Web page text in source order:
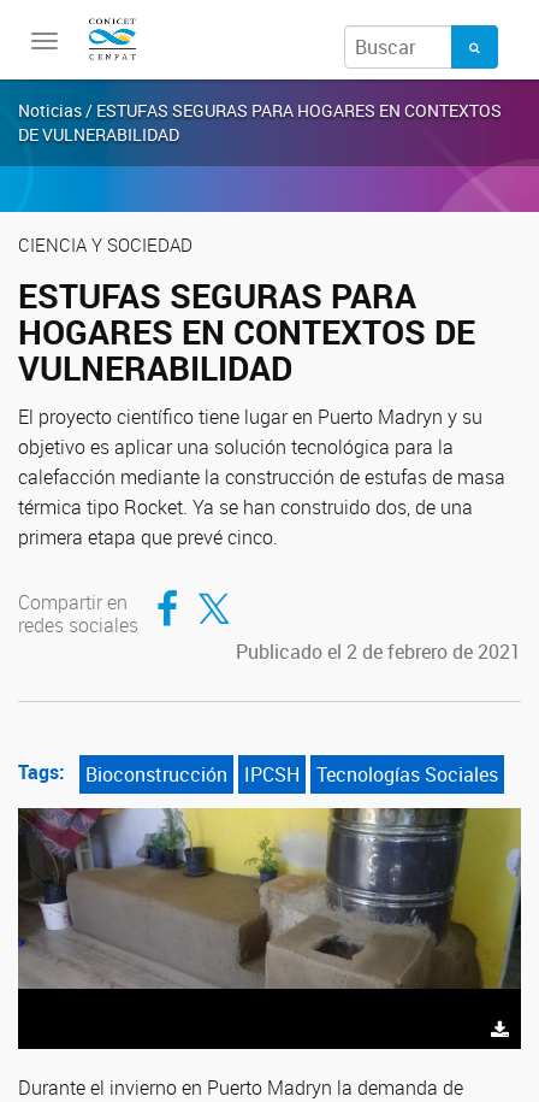
Toggle
Noticias / ESTUFAS SEGURAS PARA HOGARES EN CONTEXTOS
DE VULNERABILIDAD
CIENCIA Y SOCIEDAD
ESTUFAS SEGURAS PARA
HOGARES EN CONTEXTOS DE
VULNERABILIDAD
El proyecto científico tiene lugar en Puerto Madryn y su
objetivo es aplicar una solución tecnológica para la
calefacción mediante la construcción de estufas de masa
térmica tipo Rocket. Ya se han construido dos, de una
primera etapa que prevé cinco.
Compartir en
redes sociales
Compartir en Facebook
Compartir en Twitter
Publicado el 2 de febrero de 2021
Tags: Bioconstrucción IPCSH Tecnologías Sociales
Durante el invierno en Puerto Madryn la demanda de